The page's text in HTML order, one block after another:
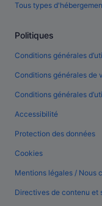
Tous types
Politiques
Conditions générales
Conditions générales de
Conditions générales
Accessibilité
Protection des données
Cookies
Mentions légales / Nous
Directives de contenu et